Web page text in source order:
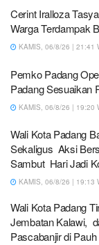
Cerint Iralloza
Warga Terdampak
KAMIS, 06/8/26 | 21:41
Pemko Padang
Padang Sesuaikan
KAMIS, 06/8/26 | 19:20
Wali Kota Padang
Sekaligus Aksi
Sambut Hari Jadi
KAMIS, 06/8/26 | 19:13
Wali Kota Padang
Jembatan Kalawi,
Pascabanjir di Pauh